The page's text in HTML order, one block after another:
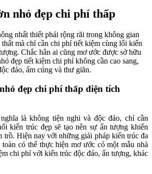
nhỏ đẹp chi phí thấp
nhất thiết phải rộng rãi trong không gian
mà chỉ cần chi phí tiết kiệm cùng lối kiến
Chắc hẳn ai cũng mơ ước được sở hữu
đẹp tiết kiệm chi phí không cần cao sang,
đáo, ấm cúng và thư giãn.
đẹp chi phí thấp diện tích
là không tiện nghi và độc đáo, chỉ cần
kiến trúc đẹp sẽ tạo nên sự ấn tượng khiến
trồ. Hiện nay với những giải pháp kiến trúc đa
toàn có thể thực hiện mơ ước có một mẫu nhà
chi phí với kiến trúc độc đáo, ấn tượng, khác